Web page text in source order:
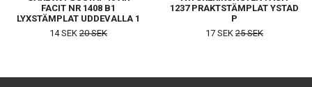
FACIT NR 1408 B1
LYXSTÄMPLAT UDDEVALLA 1
14 SEK 20 SEK
1237 PRAKTSTÄMPLAT YSTAD
P
17 SEK 25 SEK